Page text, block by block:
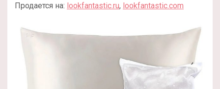
Продается на: lookfantastic.ru, lookfantastic.com